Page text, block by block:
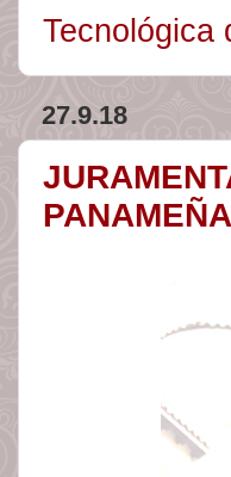
Tecnológica
27.9.18